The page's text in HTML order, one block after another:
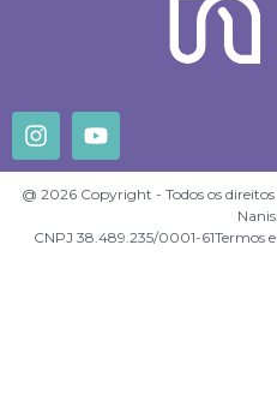
@ 2026 Copyright - Todos os
CNPJ 38.489.235/0001-61Termos